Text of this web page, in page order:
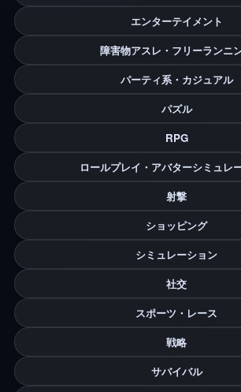
エンターテイメント
障害物アスレ・フリーランニ
パーティ系・カジュアル
パズル
RPG
ロールプレイ・アバターシミュレ
射撃
ショッピング
シミュレーション
社交
スポーツ・レース
戦略
サバイバル